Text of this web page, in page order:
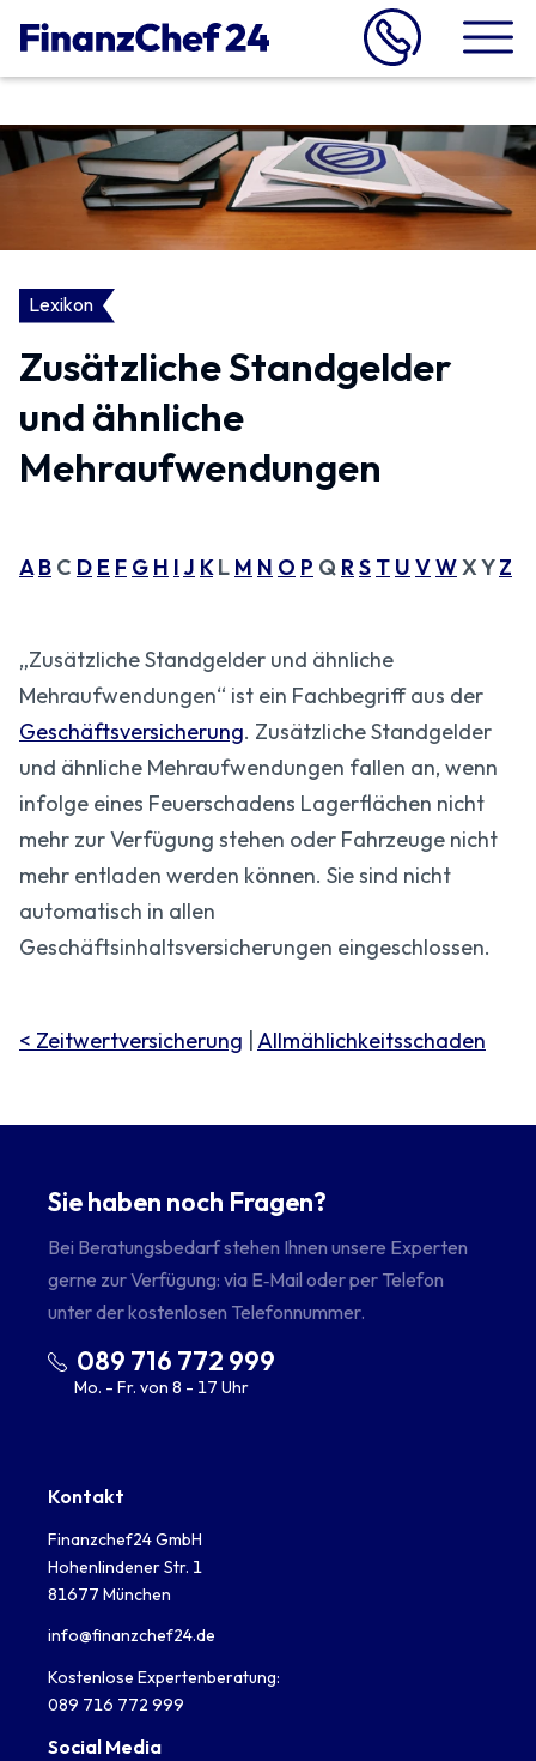
Lexikon
Zusätzliche Standgelder
und ähnliche
Mehraufwendungen
A B C D E F G H IJ KL M N O P Q R S T U VWX YZ
„Zusätzliche Standgelder und ähnliche
Mehraufwendungen“ ist ein Fachbegriff aus der
Geschäftsversicherung. Zusätzliche Standgelder
und ähnliche Mehraufwendungen fallen an, wenn
infolge eines Feuerschadens Lagerflächen nicht
mehr zur Verfügung stehen oder Fahrzeuge nicht
mehr entladen werden können. Sie sind nicht
automatisch in allen
Geschäftsinhaltsversicherungen eingeschlossen.
< Zeitwertversicherung Allmählichkeitsschaden
Sie haben noch Fragen?
Bei Beratungsbedarf stehen Ihnen unsere Experten
gerne zur Verfügung: via E‑Mail oder per Telefon
unter der kostenlosen Telefonnummer.
089 716 772 999
Mo. - Fr. von 8 - 17 Uhr
Kontakt
Finanzchef24 GmbH
Hohenlindener Str. 1
81677 München
info@finanzchef24.de
Kostenlose Expertenberatung:
089 716 772 999
Social Media